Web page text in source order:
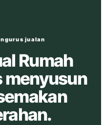
jualan
Rumah
menyusun